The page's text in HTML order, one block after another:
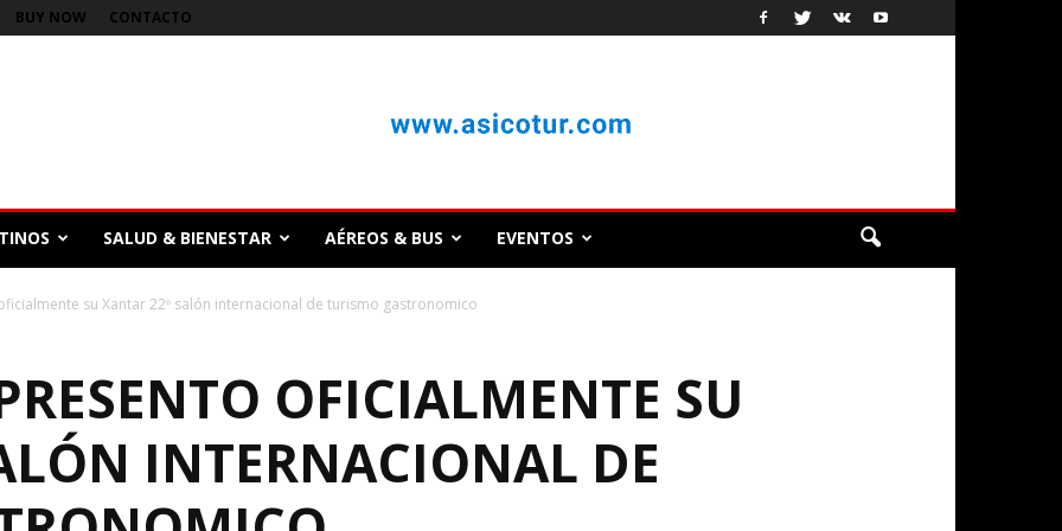
BUY NOW CONTACTO
SALUD & BIENESTAR AÉREOS & BUS EVENTOS
su Xantar 22º salón internacional de turismo gastronomico
OFICIALMENTE SU
INTERNACIONAL DE